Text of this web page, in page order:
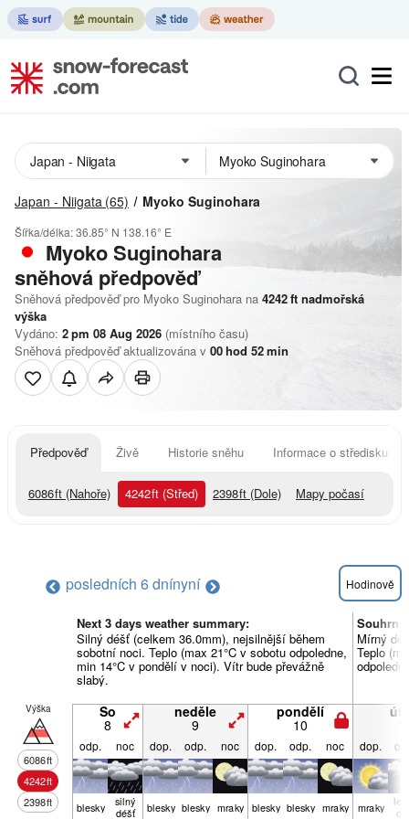
Japan - Niigata (65) Myoko Suginohara
Šířka/délka:36.85° N 138.16° E
Myoko Suginohara
sněhová předpověď
Sněhová předpověď pro Myoko Suginohara na 4242ft nadmořská
výška
Vydáno: 2 pm 08 Aug 2026 (místního času)
Sněhová předpověď aktualizována v 00hod 52min
Předpověď Živě Historie sněhu Informace o středisku
6086ft (Nahoře) 4242ft (Střed) 2398ft (Dole) Mapy počasí
posledních 6 dnínyní Hodinově
Next 3 days weather summary:
Silný déšť (celkem 36.0mm), nejsilnější během
sobotní noci. Teplo (max 21°C v sobotu odpoledne,
min 14°C v pondělí v noci). Vítr bude převážně
slabý.
Souhrn
Mírný
Teplo
Výška
6086ft
4242ft
2398ft
So
8
neděle
9
pondělí
10
odp. noc dop. odp. noc dop. odp. noc dop.
blesky silný
déšť blesky blesky mraky blesky blesky mraky mraky